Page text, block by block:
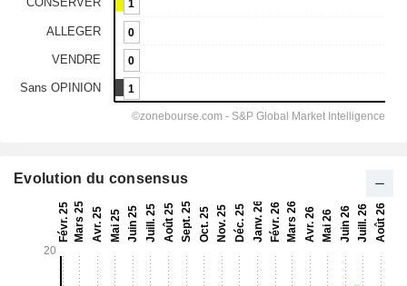
Evolution du consensus